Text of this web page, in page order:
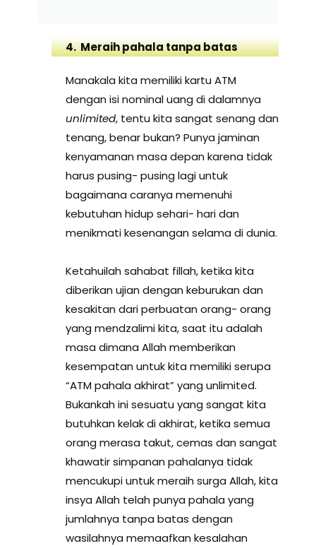
4. Meraih pahala tanpa batas
Manakala kita memiliki kartu ATM
dengan isi nominal uang di dalamnya
unlimited, tentu kita sangat senang dan
tenang, benar bukan? Punya jaminan
kenyamanan masa depan karena tidak
harus pusing- pusing lagi untuk
bagaimana caranya memenuhi
kebutuhan hidup sehari- hari dan
menikmati kesenangan selama di dunia.
Ketahuilah sahabat fillah, ketika kita
diberikan ujian dengan keburukan dan
kesakitan dari perbuatan orang- orang
yang mendzalimi kita, saat itu adalah
masa dimana Allah memberikan
kesempatan untuk kita memiliki serupa
“ATM pahala akhirat” yang unlimited.
Bukankah ini sesuatu yang sangat kita
butuhkan kelak di akhirat, ketika semua
orang merasa takut, cemas dan sangat
khawatir simpanan pahalanya tidak
mencukupi untuk meraih surga Allah, kita
insya Allah telah punya pahala yang
jumlahnya tanpa batas dengan
wasilahnya memaafkan kesalahan